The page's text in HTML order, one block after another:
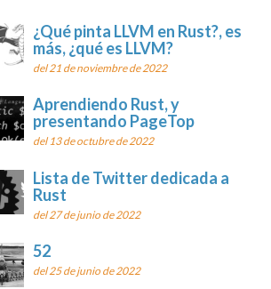
¿Qué pinta LLVM en Rust?, es
más, ¿qué es LLVM?
del 21 de noviembre de 2022
Aprendiendo Rust, y
presentando PageTop
del 13 de octubre de 2022
Lista de Twitter dedicada a
Rust
del 27 de junio de 2022
52
del 25 de junio de 2022